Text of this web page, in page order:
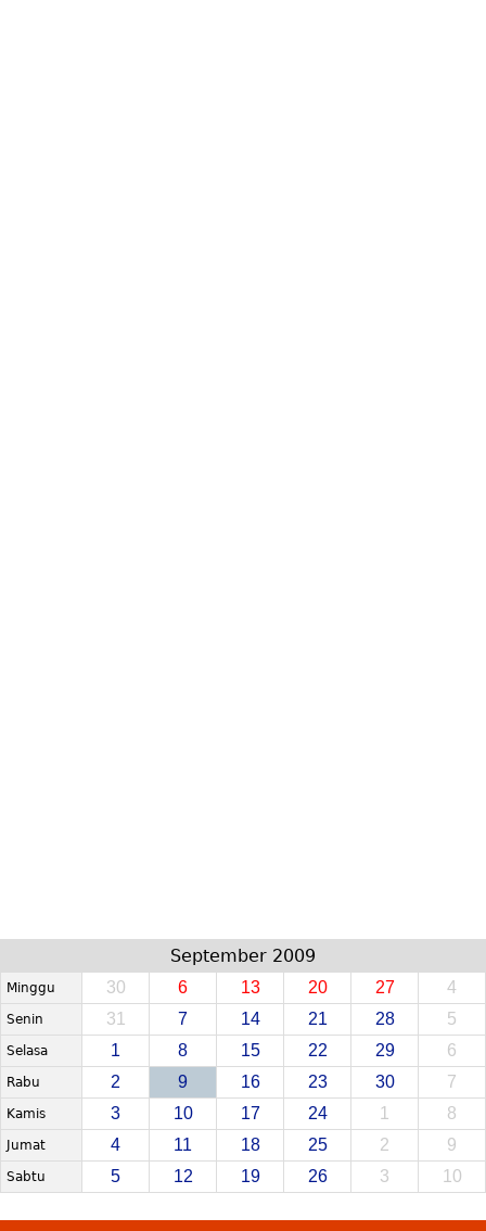
September 2009
Minggu 30 6 13 20 27 4
Senin 31 7 14 21 28 5
Selasa 1 8 15 22 29 6
Rabu 2 9 16 23 30 7
Kamis 3 10 17 24 1 8
Jumat 4 11 18 25 2 9
Sabtu 5 12 19 26 3 10